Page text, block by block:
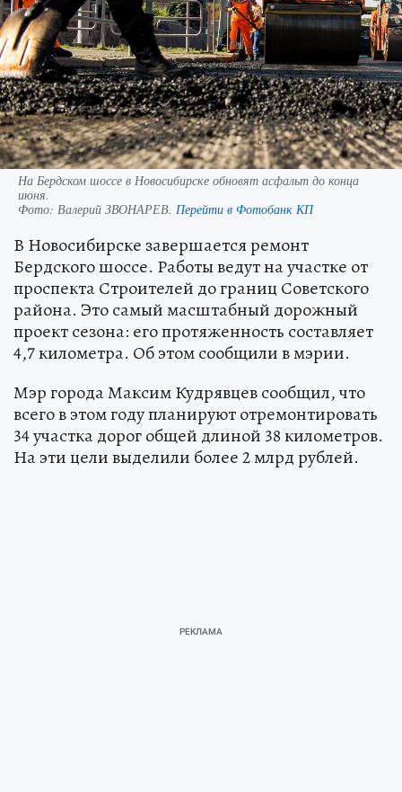
На Бердском шоссе в Новосибирске обновят асфальт до конца
июня.
Фото: Валерий ЗВОНАРЕВ. Перейти в Фотобанк КП
В Новосибирске завершается ремонт
Бердского шоссе. Работы ведут на участке от
проспекта Строителей до границ Советского
района. Это самый масштабный дорожный
проект сезона: его протяженность составляет
4,7 километра. Об этом сообщили в мэрии.
Мэр города Максим Кудрявцев сообщил, что
всего в этом году планируют отремонтировать
34 участка дорог общей длиной 38 километров.
На эти цели выделили более 2 млрд рублей.